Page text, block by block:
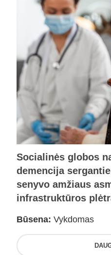
Socialinės globos
demencija
senyvo amžiaus
infrastruktūros
Būsena: Vykdomas